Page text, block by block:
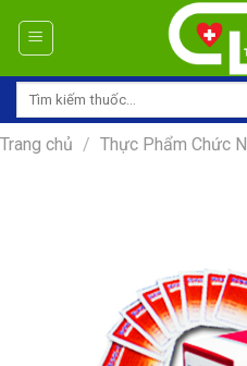
Tìm
Trang chủ / Thực Phẩm Chức